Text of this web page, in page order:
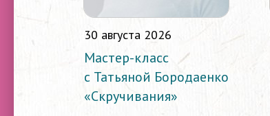
30 августа 2026
Мастер-класс
с Татьяной Бородаенко
«Скручивания»